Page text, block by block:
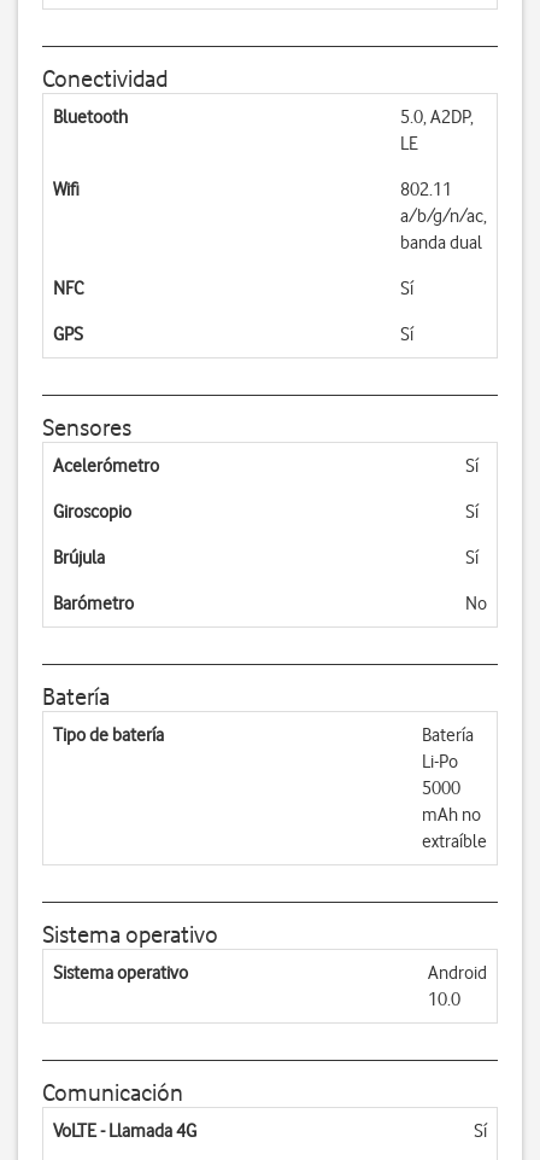
Conectividad
Bluetooth
5.0, A2DP,
LE
Wifi
802.11
a/b/g/n/ac,
banda dual
NFC Sí
GPS Sí
Sensores
Acelerómetro Sí
Giroscopio Sí
Brújula Sí
Barómetro No
Batería
Tipo de batería
Batería
Li-Po
5000
mAh no
extraíble
Sistema operativo
Sistema operativo
Android
10.0
Comunicación
VoLTE - Llamada 4G Sí